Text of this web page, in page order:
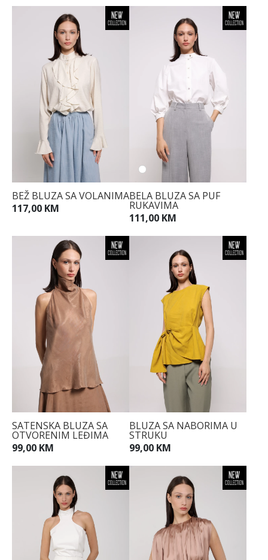
BEŽ BLUZA SA VOLANIMA
117,00 KM
BELA BLUZA SA PUF
RUKAVIMA
111,00 KM
SATENSKA BLUZA SA
OTVORENIM LEĐIMA
99,00 KM
BLUZA SA NABORIMA U
STRUKU
99,00 KM